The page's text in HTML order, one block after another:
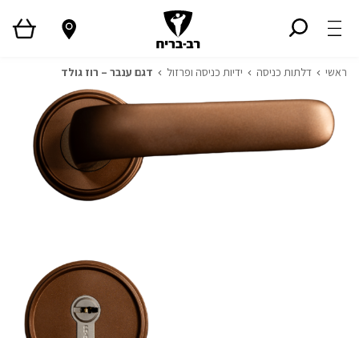
ראשי דלתות כניסה ידיות כניסה ופרזול דגם ענבר – רוז גולד